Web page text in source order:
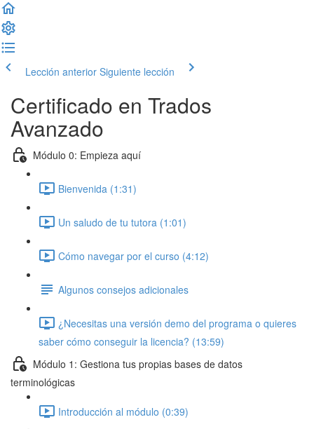
Lección anterior Siguiente lección
Certificado en Trados
Avanzado
Módulo 0: Empieza aquí
Bienvenida (1:31)
Un saludo de tu tutora (1:01)
Cómo navegar por el curso (4:12)
Algunos consejos adicionales
¿Necesitas una versión demo del programa o quieres
saber cómo conseguir la licencia? (13:59)
Módulo 1: Gestiona tus propias bases de datos
terminológicas
Introducción al módulo (0:39)